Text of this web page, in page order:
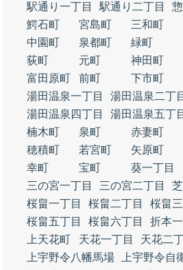
駅通り一丁目
駅通り二丁目
鰐石町
宮島町 三和町
中園町
泉都町 緑町
荻町
元町 神田町
富田原町
前町 下市町
湯田温泉一丁目
湯田温泉二丁
湯田温泉四丁目
湯田温泉五丁
楠木町
泉町 赤妻町
穂積町
若宮町 矢原町
幸町
宝町 葵一丁目
三の宮一丁目
三の宮二丁目
桜畠一丁目
桜畠二丁目 桜畠
桜畠五丁目
桜畠六丁目 折本
上天花町
天花一丁目 天花二
上宇野令八幡馬場
上宇野令自